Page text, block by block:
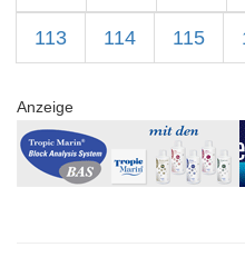
113 114 115
Anzeige